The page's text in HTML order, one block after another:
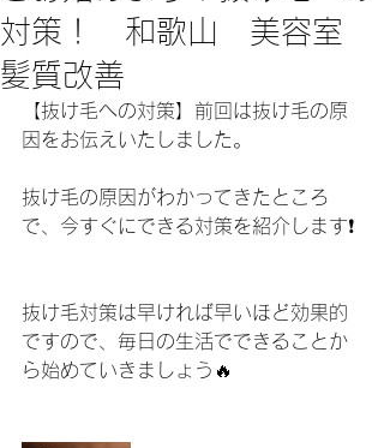
対策！ 和歌山 美容室
髪質改善
【抜け毛への対策】前回は抜け毛の原
因をお伝えいたしました。
抜け毛の原因がわかってきたところ
で、今すぐにできる対策を紹介します❗️
抜け毛対策は早ければ早いほど効果的
ですので、毎日の生活でできることか
ら始めていきましょう🔥